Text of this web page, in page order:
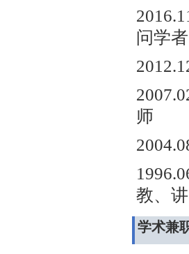
问学者
师
教、
学术兼